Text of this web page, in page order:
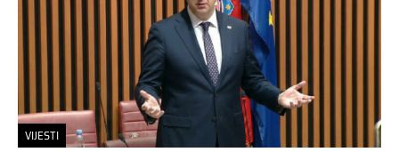
VIJESTI